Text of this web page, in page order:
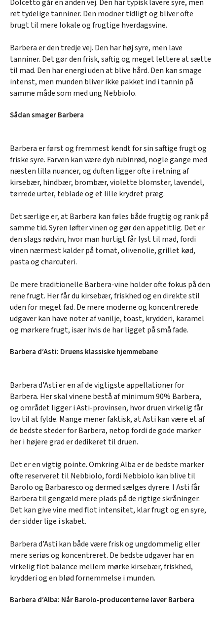
Dolcetto går en anden vej. Den har typisk lavere syre, men
ret tydelige tanniner. Den modner tidligt og bliver ofte
brugt til mere lokale og frugtige hverdagsvine.
Barbera er den tredje vej. Den har høj syre, men lave
tanniner. Det gør den frisk, saftig og meget lettere at sætte
til mad. Den har energi uden at blive hård. Den kan smage
intenst, men munden bliver ikke pakket ind i tannin på
samme måde som med ung Nebbiolo.
Sådan smager Barbera
Barbera er først og fremmest kendt for sin saftige frugt og
friske syre. Farven kan være dyb rubinrød, nogle gange med
næsten lilla nuancer, og duften ligger ofte i retning af
kirsebær, hindbær, brombær, violette blomster, lavendel,
tørrede urter, teblade og et lille krydret præg.
Det særlige er, at Barbera kan føles både frugtig og rank på
samme tid. Syren løfter vinen og gør den appetitlig. Det er
den slags rødvin, hvor man hurtigt får lyst til mad, fordi
vinen nærmest kalder på tomat, olivenolie, grillet kød,
pasta og charcuteri.
De mere traditionelle Barbera-vine holder ofte fokus på den
rene frugt. Her får du kirsebær, friskhed og en direkte stil
uden for meget fad. De mere moderne og koncentrerede
udgaver kan have noter af vanilje, toast, krydderi, karamel
og mørkere frugt, især hvis de har ligget på små fade.
Barbera d’Asti: Druens klassiske hjemmebane
Barbera d’Asti er en af de vigtigste appellationer for
Barbera. Her skal vinene bestå af minimum 90% Barbera,
og området ligger i Asti-provinsen, hvor druen virkelig får
lov til at fylde. Mange mener faktisk, at Asti kan være et af
de bedste steder for Barbera, netop fordi de gode marker
her i højere grad er dedikeret til druen.
Det er en vigtig pointe. Omkring Alba er de bedste marker
ofte reserveret til Nebbiolo, fordi Nebbiolo kan blive til
Barolo og Barbaresco og dermed sælges dyrere. I Asti får
Barbera til gengæld mere plads på de rigtige skråninger.
Det kan give vine med flot intensitet, klar frugt og en syre,
der sidder lige i skabet.
Barbera d’Asti kan både være frisk og ungdommelig eller
mere seriøs og koncentreret. De bedste udgaver har en
virkelig flot balance mellem mørke kirsebær, friskhed,
krydderi og en blød fornemmelse i munden.
Barbera d’Alba: Når Barolo-producenterne laver Barbera